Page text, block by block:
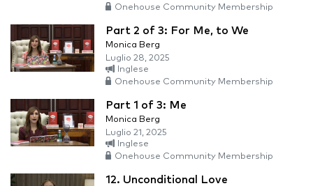
Onehouse Community Membership
Part 2 of 3: For Me, to We
Monica Berg
Luglio 28, 2025
Inglese
Onehouse Community Membership
Part 1 of 3: Me
Monica Berg
Luglio 21, 2025
Inglese
Onehouse Community Membership
12. Unconditional Love